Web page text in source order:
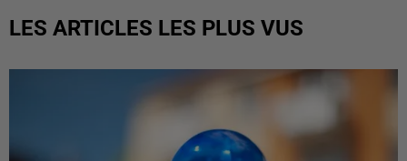
LES ARTICLES LES PLUS VUS